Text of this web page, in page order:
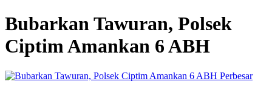
Bubarkan Tawuran, Polsek
Ciptim Amankan 6 ABH
Perbesar